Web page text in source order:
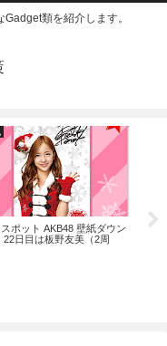
類を紹介します。
ポット AKB48 壁紙ダウン
22日目は板野友美（2周
ハ